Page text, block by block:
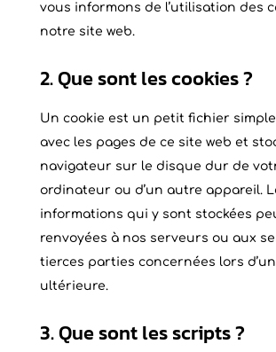
vous informons de l’utilisation des
notre site web.
2. Que sont les cookies ?
Un cookie est un petit fichier
avec les pages de ce site web et
navigateur sur le disque dur de
ordinateur ou d’un autre appareil.
informations qui y sont stockées
renvoyées à nos serveurs ou aux
tierces parties concernées lors
ultérieure.
3. Que sont les scripts ?